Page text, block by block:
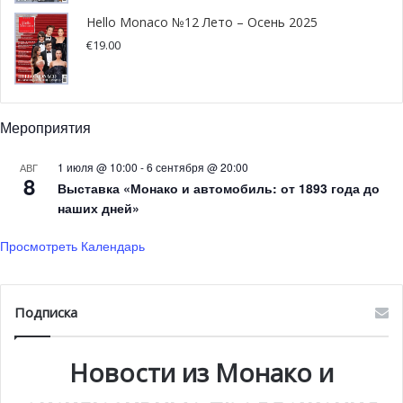
Организаторы со своей стороны счастливы снова
пригласить Педро Альмодовара на знаменитую
набережную Круазетт: «Педро Альмодовара отличает
многолетняя история верности фестивалю. Ведь он был
членом жюри еще в 1992 году под председательством
Hello Monaco №12 Лето – Осень 2025
€19.00
Мероприятия
АВГ
8
1 июля @ 10:00 -6 сентября @ 20:00
Выставка «Монако и автомобиль: от 1893 года до
наших дней»
Просмотреть Календарь
Подписка
Новости из Монако и